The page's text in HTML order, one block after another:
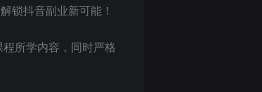
锁抖音副业新可能！
所学内容，同时严格